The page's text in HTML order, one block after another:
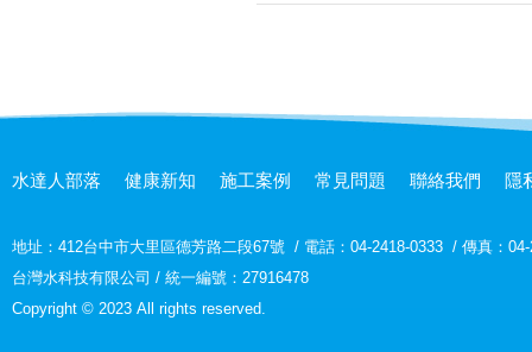
水達人部落 健康新知 施工案例 常見問題 聯絡我們 隱
地址： 412台中市大里區德芳路二段67號 / 電話：04-2418-0333 / 傳真：
台灣水科技有限公司 / 統一編號：27916478
Copyright © 2023 All rights reserved.